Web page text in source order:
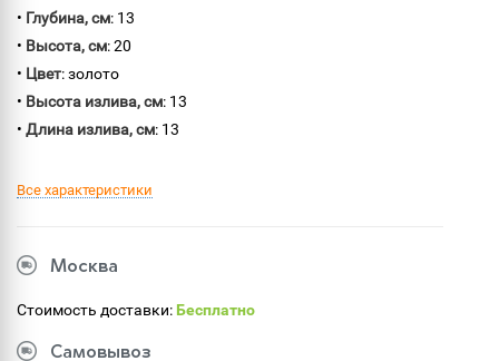
• Глубина, см: 13
• Высота, см: 20
• Цвет: золото
• Высота излива, см: 13
• Длина излива, см: 13
Все характеристики
Москва
Стоимость доставки:Бесплатно
Самовывоз